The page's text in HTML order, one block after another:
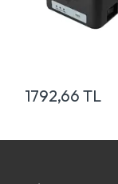
1792,66 TL